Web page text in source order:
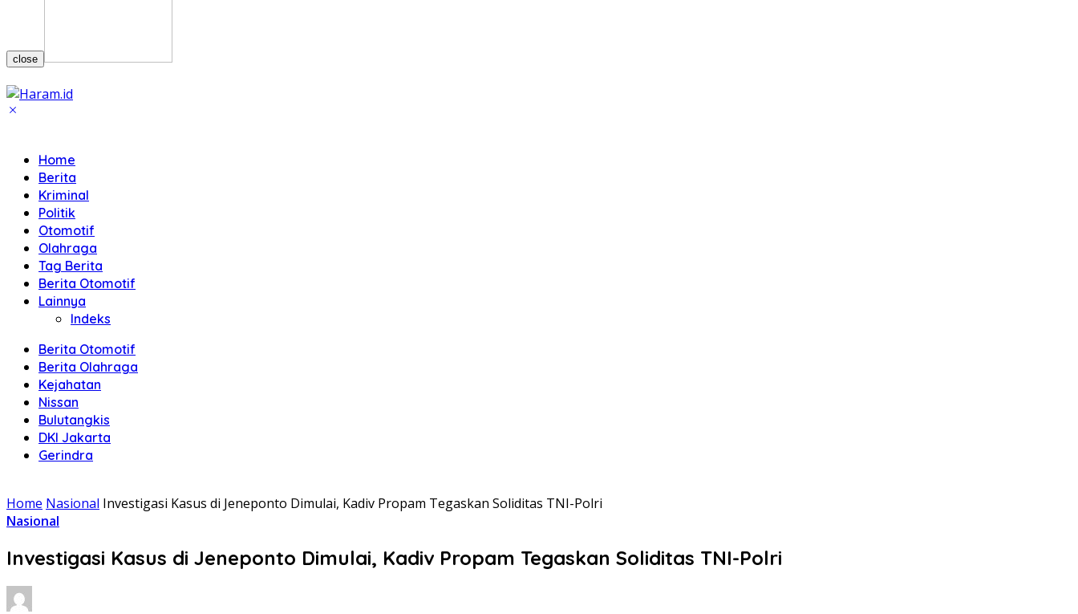
close
Home
Berita
Kriminal
Politik
Otomotif
Olahraga
Tag Berita
Berita Otomotif
Lainnya
Indeks
Berita Otomotif
Berita Olahraga
Kejahatan
Nissan
Bulutangkis
DKI Jakarta
Gerindra
Home Nasional Investigasi Kasus di Jeneponto Dimulai, Kadiv Propam Tegaskan Soliditas TNI-Polri
Nasional
Investigasi Kasus di Jeneponto Dimulai, Kadiv Propam Tegaskan Soliditas TNI-Polri